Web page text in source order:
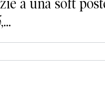
a una soft